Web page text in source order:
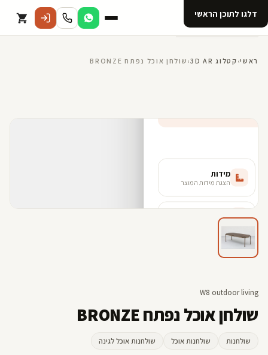
דלגו לתוכן הראשי
קטלוגראשי› קטלוג 3D AR › שולחן אוכל נפתח BRONZE
W8 outdoor living
שולחן אוכל נפתח BRONZE
שולחנות שולחנות אוכל שולחנות אוכל לגינה